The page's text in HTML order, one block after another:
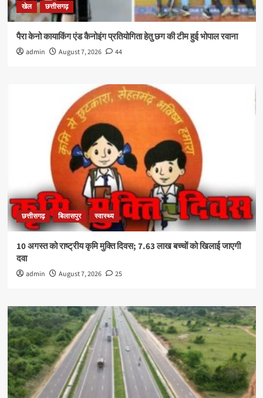
खेल छत्तीसगढ़
पैरा केनो कायाकिंग एंड कैनोइंग प्रतियोगिता हेतु छग की टीम हुई भोपाल रवाना
admin August 7, 2026 44
छत्तीसगढ़ बिलासपुर स्वास्थ्य
10 अगस्त को राष्ट्रीय कृमि मुक्ति दिवस; 7.63 लाख बच्चों को खिलाई जाएगी
दवा
admin August 7, 2026 25